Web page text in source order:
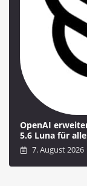
OpenAI
5.6 Luna für alle
7. August 2026